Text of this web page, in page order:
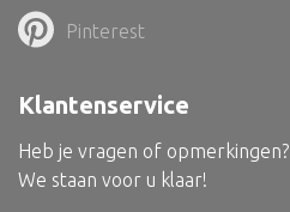
Pilaar
Schaal
Dienblad
Pinterest
Klantenservice
Heb je vragen of opmerkingen?
We staan voor u klaar!